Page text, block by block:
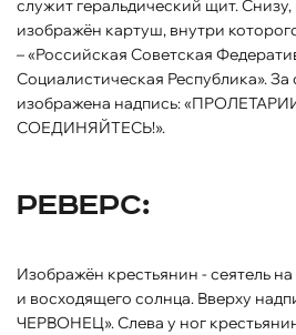
служит геральдический щит. Снизу,
изображён картуш, внутри
– «Российская Советская
Социалистическая Республика». За
изображена надпись:
СОЕДИНЯЙТЕСЬ!».
Реверс:
Изображён крестьянин - сеятель на фоне заводов, плуга
и восходящего солнца. Вверху
ЧЕРВОНЕЦ». Слева у ног